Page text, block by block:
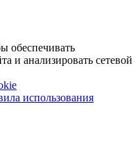
обеспечивать
и анализировать сетевой
использования